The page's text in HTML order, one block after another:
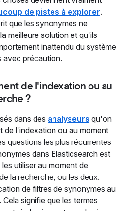
de pistes à explorer.
que les synonymes ne
meilleure solution et qu'ils
inattendu du système
avec précaution.
de l'indexation ou au
?
dans des analyseurs qu'on
de l'indexation ou au moment
questions les plus récurrentes
dans Elasticsearch est
utiliser au moment de
la recherche, ou les deux.
de filtres de synonymes au
. Cela signifie que les termes